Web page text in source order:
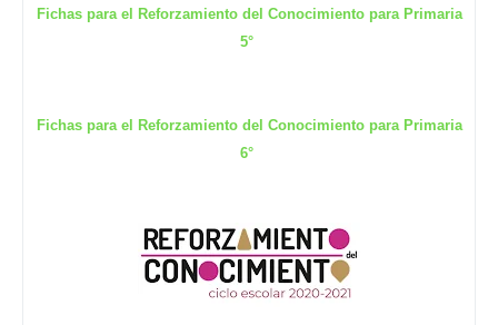
Fichas para el Reforzamiento del Conocimiento para Primaria
5°
Fichas para el Reforzamiento del Conocimiento para Primaria
6°